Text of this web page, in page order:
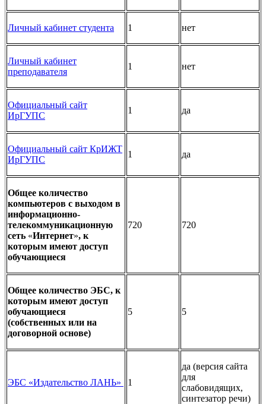
Личный кабинет студента 1 нет
Личный кабинет
преподавателя
1 нет
Официальный сайт
ИрГУПС
1 да
Официальный сайт КрИЖТ
ИрГУПС
1 да
Общее количество
компьютеров с выходом в
информационно-
телекоммуникационную
сеть «Интернет», к
которым имеют доступ
обучающиеся
720 720
Общее количество ЭБС, к
которым имеют доступ
обучающиеся
(собственных или на
договорной основе)
5 5
ЭБС «Издательство ЛАНЬ» 1
да (версия сайта
для
слабовидящих,
синтезатор речи)